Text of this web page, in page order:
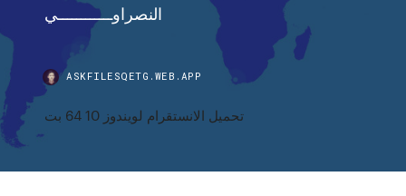
النصراوــــــــــــي
ASKFILESQETG.WEB.APP
تحميل الانستقرام لويندوز 10 64 بت